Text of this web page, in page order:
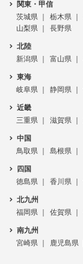
関東・甲信
茨城県
栃木県
山梨県
長野県
北陸
新潟県
富山県
東海
岐阜県
静岡県
近畿
三重県
滋賀県
中国
鳥取県
島根県
四国
徳島県
香川県
北九州
福岡県
佐賀県
南九州
宮崎県
鹿児島県